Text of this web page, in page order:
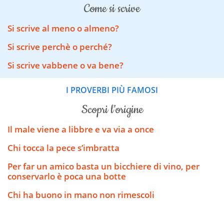
come si scrive
Si scrive al meno o almeno?
Si scrive perchè o perché?
Si scrive vabbene o va bene?
I PROVERBI PIÙ FAMOSI
scopri l’origine
Il male viene a libbre e va via a once
Chi tocca la pece s’imbratta
Per far un amico basta un bicchiere di vino, per
conservarlo è poca una botte
Chi ha buono in mano non rimescoli